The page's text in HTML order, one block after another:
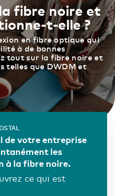
sans soucis
fiable
propre
et évolutivité. Avec
de performances
maximale et d’un
données.
(en ligne)
de presse
fibre noire et
t-elle ?
en fibre optique qui
à de bonnes
tout sur la fibre noire et
telles que DWDM et
de votre entreprise
les
à la fibre noire.
ce qui est